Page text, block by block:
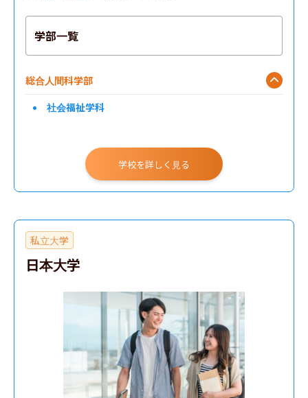
学部一覧
総合人間科学部
社会福祉学科
学校を詳しく見る
私立大学
日本大学